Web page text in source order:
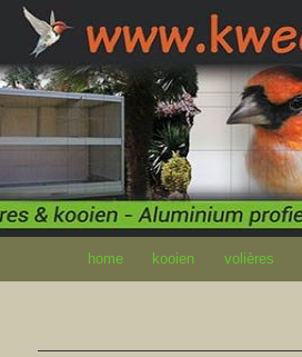
home kooien volières